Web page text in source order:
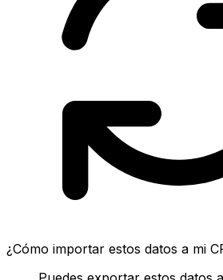
¿Cómo importar estos datos a mi